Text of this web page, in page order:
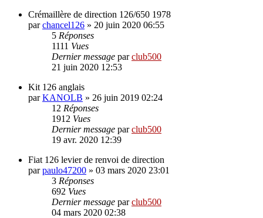
Crémaillère de direction 126/650 1978
parchancel126 » 20 juin 2020 06:55
5 Réponses
1111 Vues
Dernier message parclub500
21 juin 2020 12:53
Kit 126 anglais
parKANOLB » 26 juin 2019 02:24
12 Réponses
1912 Vues
Dernier message parclub500
19 avr. 2020 12:39
Fiat 126 levier de renvoi de direction
parpaulo47200 » 03 mars 2020 23:01
3 Réponses
692 Vues
Dernier message parclub500
04 mars 2020 02:38